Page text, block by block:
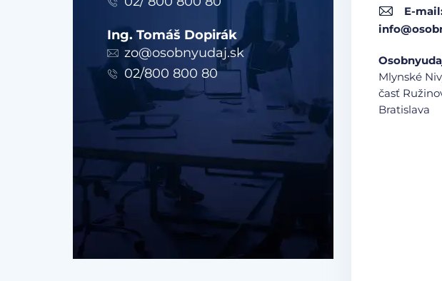
Ing. Tomáš Dopirák
zo@osobnyudaj.sk
02/800 800 80
E-
Mlynské
časť
Bratislava